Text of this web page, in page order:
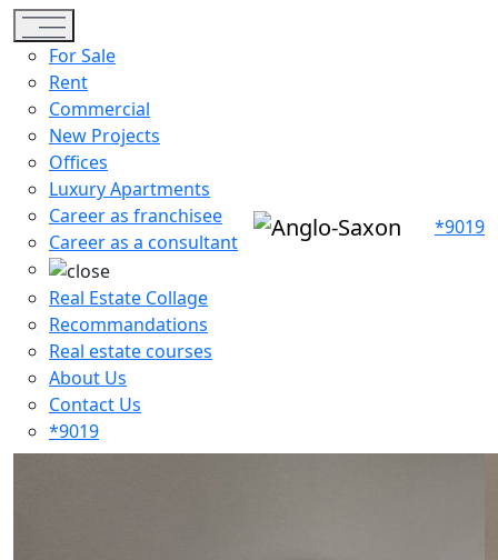
Toggle navigation
For Sale
Rent
Commercial
New Projects
Offices
Luxury Apartments
Career as franchisee
Career as a consultant
Real Estate Collage
Recommandations
Real estate courses
About Us
Contact Us
*9019
*9019